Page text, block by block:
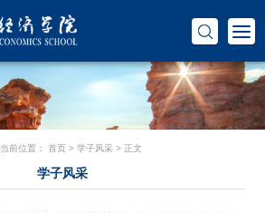
当前位置： 首页> 学子风采 > 正文
学子风采